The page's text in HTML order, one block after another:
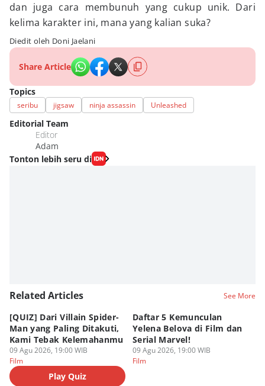
dan juga cara membunuh yang cukup unik. Dari
kelima karakter ini, mana yang kalian suka?
Diedit oleh Doni Jaelani
Share Article
Topics
seribu jigsaw ninja assassin Unleashed
Editorial Team
Editor
Adam
Tonton lebih seru di
Related Articles See More
[QUIZ] Dari Villain Spider-
Man yang Paling Ditakuti,
Kami Tebak Kelemahanmu
09 Agu 2026, 19:00 WIB
Film
Play Quiz
Daftar 5 Kemunculan
Yelena Belova di Film dan
Serial Marvel!
09 Agu 2026, 19:00 WIB
Film